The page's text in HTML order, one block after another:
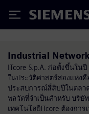
Siemens
Industrial
ITcore S.p.A. ก่อตั้งขึ้นใน
ในประวัติศาสตร์สองแห่งคื
ประสบการณ์สี่สิบปีในตลา
พลวัตที่จำเป็นสำหรับ บริษั
เทคโนโลยีITcore ต้องกา